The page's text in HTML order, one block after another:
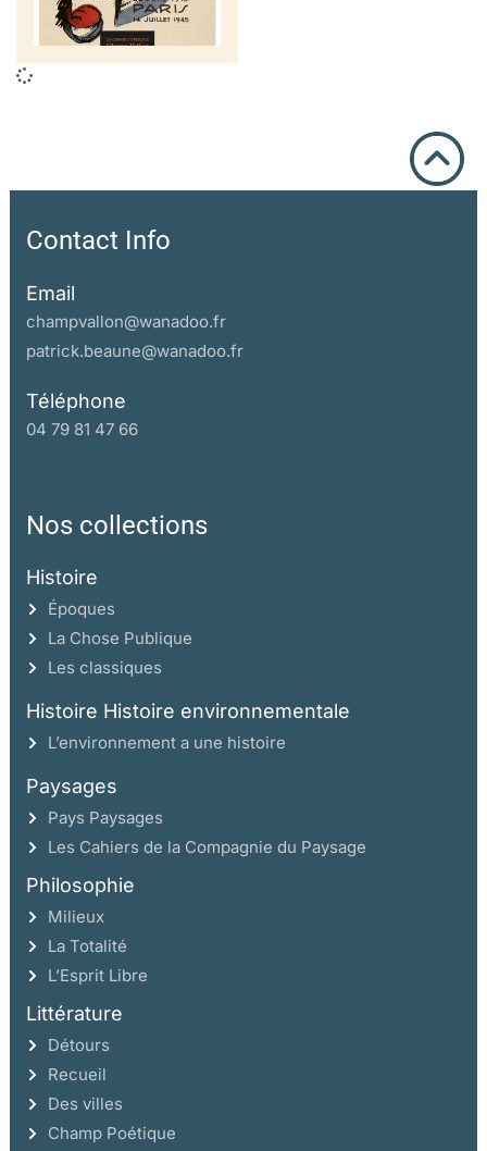
Contact Info
Email
champvallon@wanadoo.fr
patrick.beaune@wanadoo.fr
Téléphone
04 79 81 47 66
Nos collections
Histoire
Époques
La Chose Publique
Les classiques
Histoire Histoire environnementale
L’environnement a une histoire
Paysages
Pays Paysages
Les Cahiers de la Compagnie du Paysage
Philosophie
Milieux
La Totalité
L’Esprit Libre
Littérature
Détours
Recueil
Des villes
Champ Poétique